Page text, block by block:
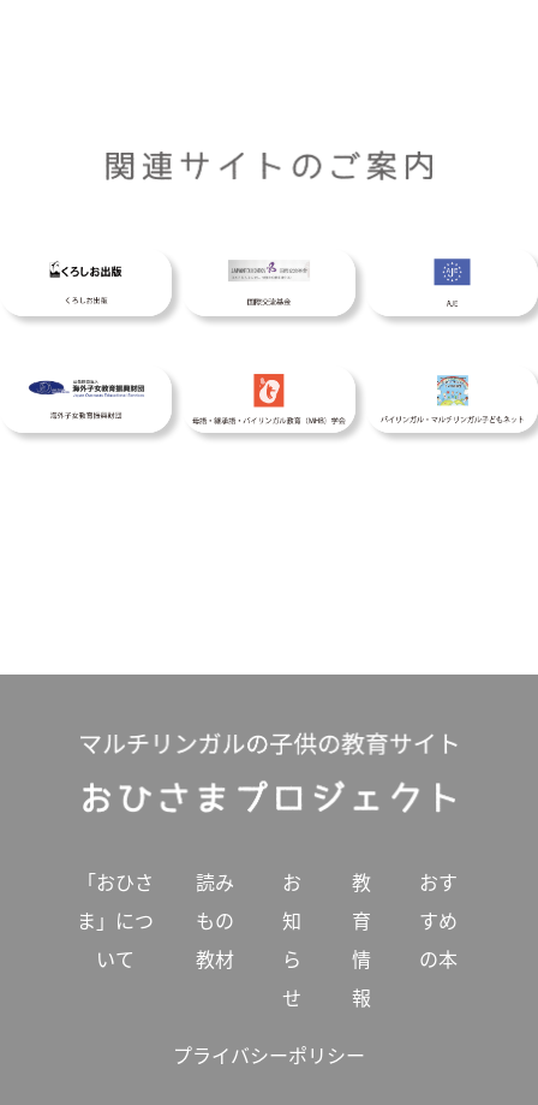
「おひさ
ま」につ
いて
読み
もの
教材
お
知
ら
せ
教
育
情
報
おす
すめ
の本
プライバシーポリシー